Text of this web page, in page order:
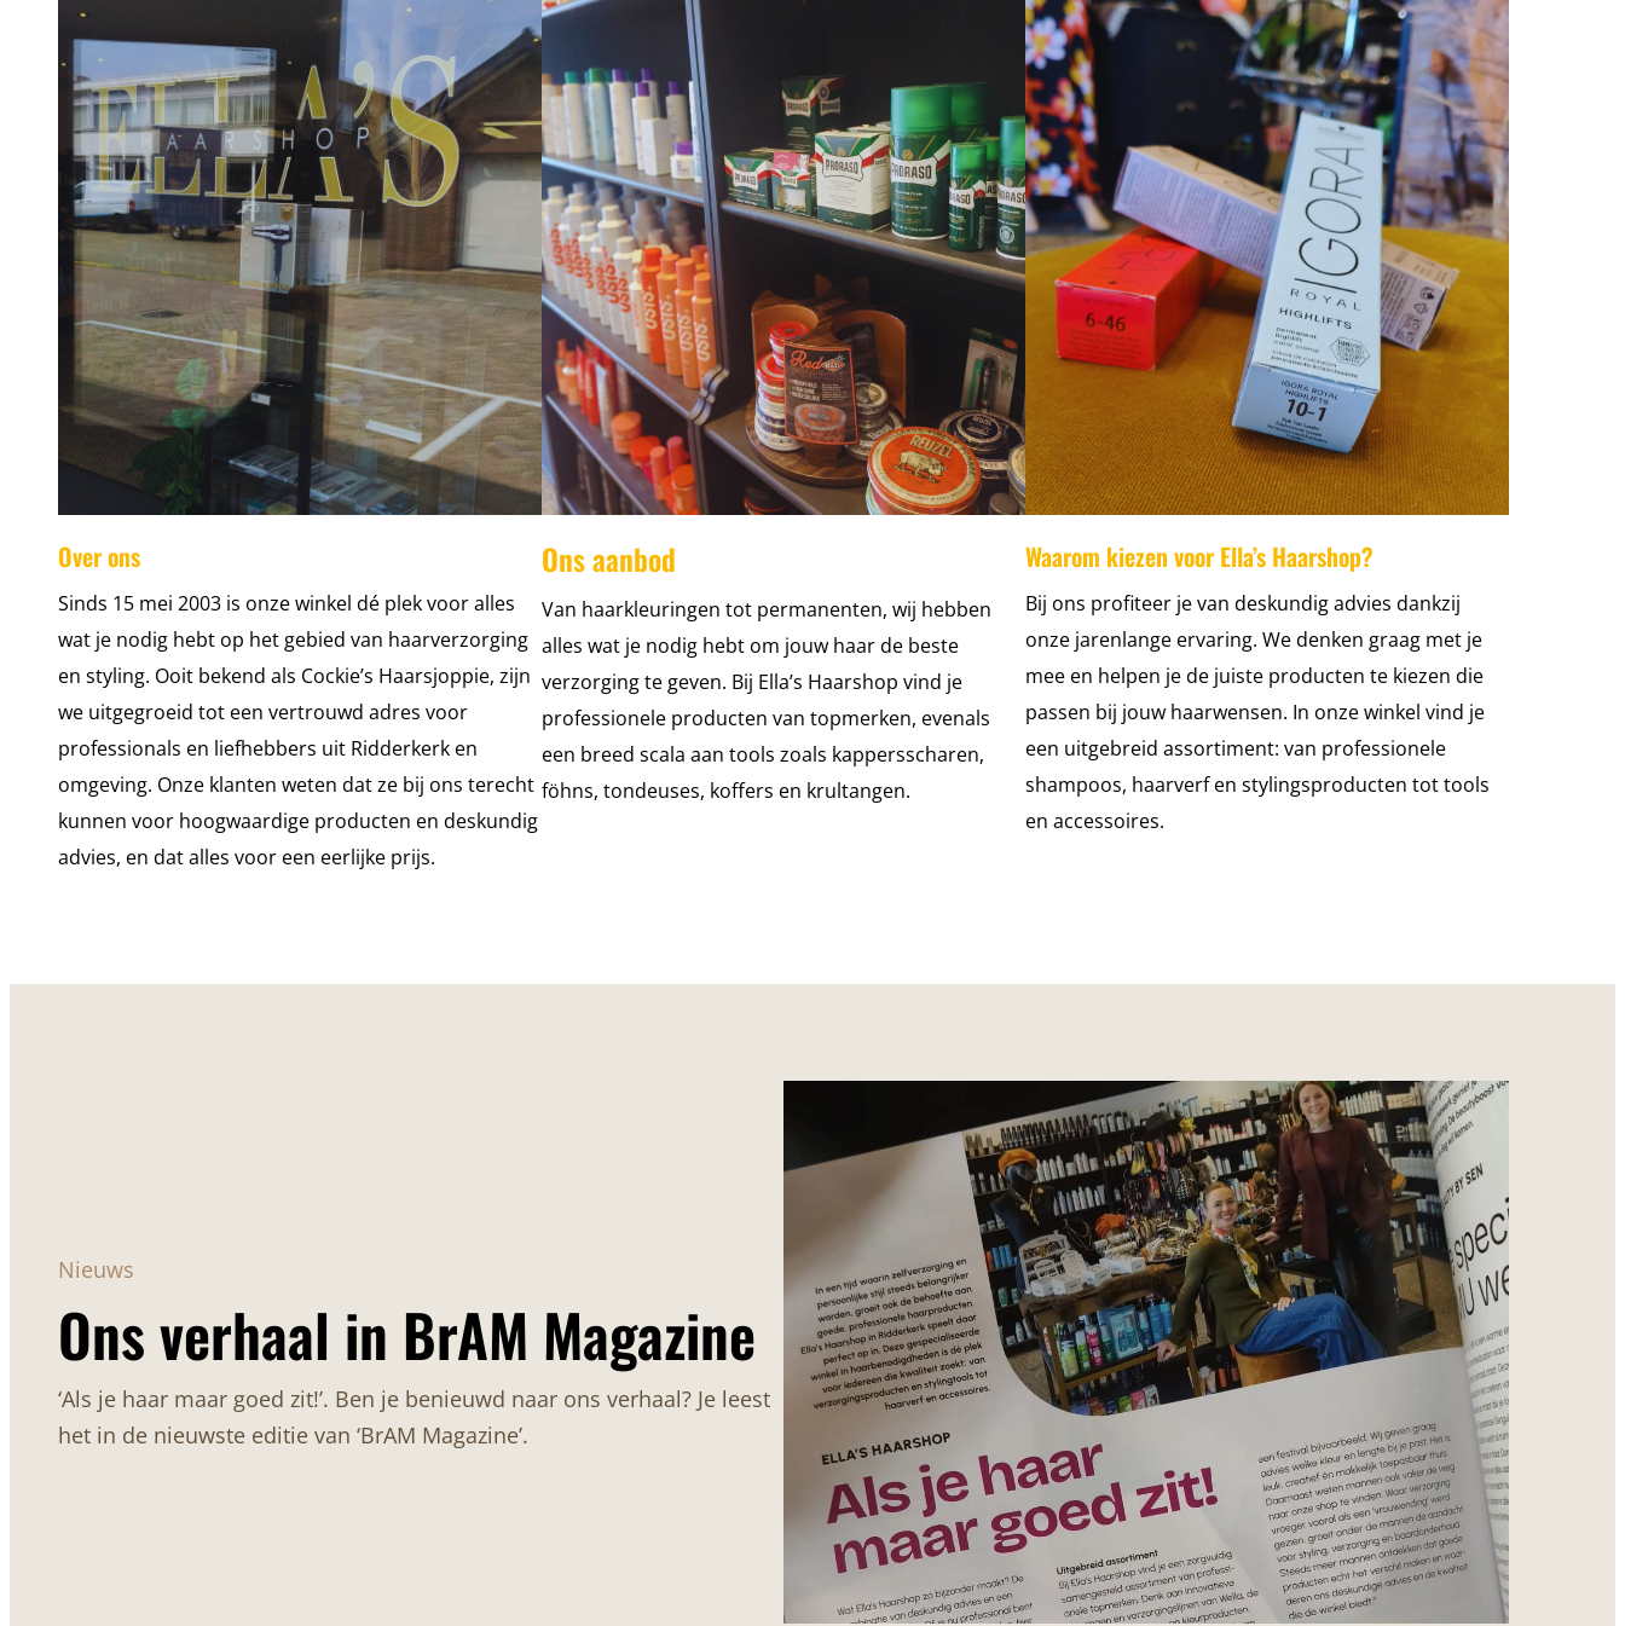
Over ons
Sinds 15 mei 2003 is onze winkel dé plek voor alles
wat je nodig hebt op het gebied van haarverzorging
en styling. Ooit bekend als Cockie’s Haarsjoppie, zijn
we uitgegroeid tot een vertrouwd adres voor
professionals en liefhebbers uit Ridderkerk en
omgeving. Onze klanten weten dat ze bij ons terecht
kunnen voor hoogwaardige producten en deskundig
advies, en dat alles voor een eerlijke prijs.
Ons aanbod
Van haarkleuringen tot permanenten, wij hebben
alles wat je nodig hebt om jouw haar de beste
verzorging te geven. Bij Ella’s Haarshop vind je
professionele producten van topmerken, evenals
een breed scala aan tools zoals kappersscharen,
föhns, tondeuses, koffers en krultangen.
Waarom kiezen voor Ella’s Haarshop?
Bij ons profiteer je van deskundig advies dankzij
onze jarenlange ervaring. We denken graag met je
mee en helpen je de juiste producten te kiezen die
passen bij jouw haarwensen. In onze winkel vind je
een uitgebreid assortiment: van professionele
shampoos, haarverf en stylingsproducten tot tools
en accessoires.
Nieuws
Ons verhaal in BrAM Magazine
‘Als je haar maar goed zit!’. Ben je benieuwd naar ons verhaal? Je leest
het in de nieuwste editie van ‘BrAM Magazine’.